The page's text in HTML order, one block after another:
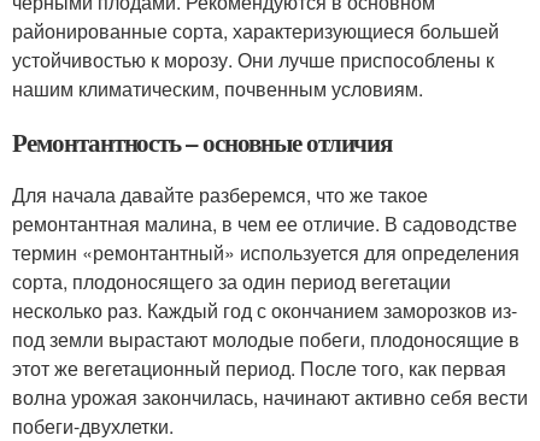
районированные сорта, характеризующиеся большей
устойчивостью к морозу. Они лучше приспособлены к
нашим климатическим, почвенным условиям.
Ремонтантность – основные отличия
Для начала давайте разберемся, что же такое
ремонтантная малина, в чем ее отличие. В садоводстве
термин «ремонтантный» используется для определения
сорта, плодоносящего за один период вегетации
несколько раз. Каждый год с окончанием заморозков из-
под земли вырастают молодые побеги, плодоносящие в
этот же вегетационный период. После того, как первая
волна урожая закончилась, начинают активно себя вести
побеги-двухлетки.